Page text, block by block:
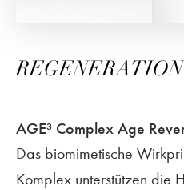
AGE³ Complex Age
Das biomimetische
Komplex unterstützen die